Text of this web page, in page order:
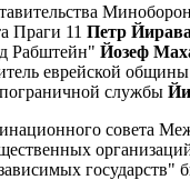
Праги 11 Петр Йирава
Рабштейн" Йозеф
еврейской
службы
совета
государств"